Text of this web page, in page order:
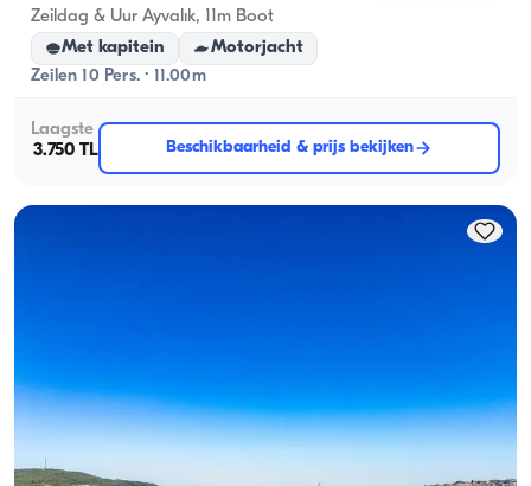
Zeildag & Uur Ayvalık, 11m Boot
Met kapitein
Motorjacht
Zeilen 10 Pers. · 11.00m
Laagste
3.750 TL
Beschikbaarheid & prijs bekijken